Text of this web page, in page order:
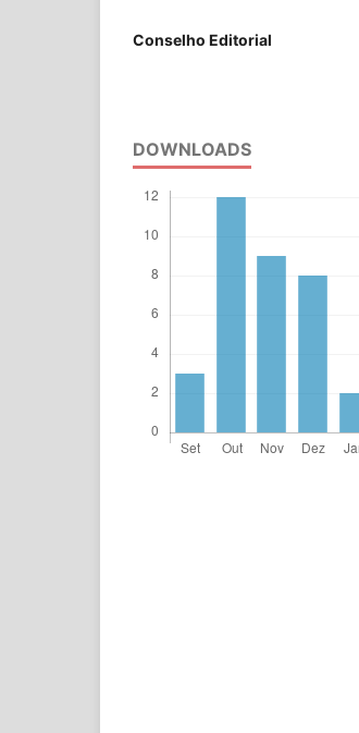
Conselho Editorial
DOWNLOADS